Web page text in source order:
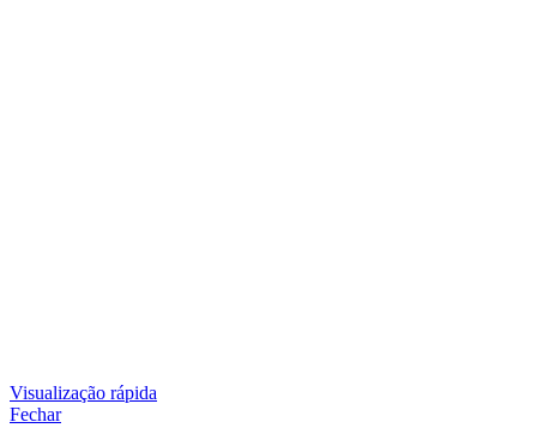
Visualização rápida
Fechar